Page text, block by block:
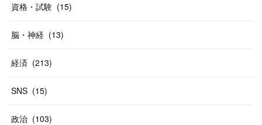
資格・試験 (15)
脳・神経 (13)
経済 (213)
SNS (15)
政治 (103)